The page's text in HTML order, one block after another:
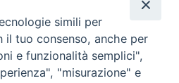
simili per
il tuo consenso, anche per
e funzionalità semplici",
"misurazione" e